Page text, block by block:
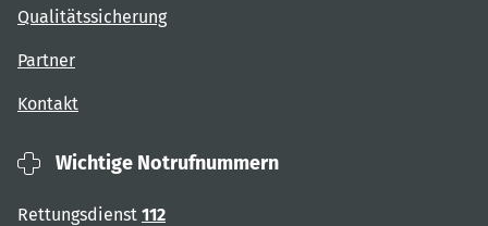
Qualitätssicherung
Partner
Kontakt
Wichtige Notrufnummern
Rettungsdienst 112